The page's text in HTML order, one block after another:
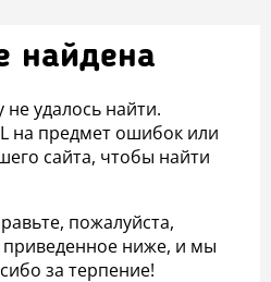
найдена
удалось найти.
на предмет ошибок или
сайта, чтобы найти
пожалуйста,
ниже, и мы
за терпение!